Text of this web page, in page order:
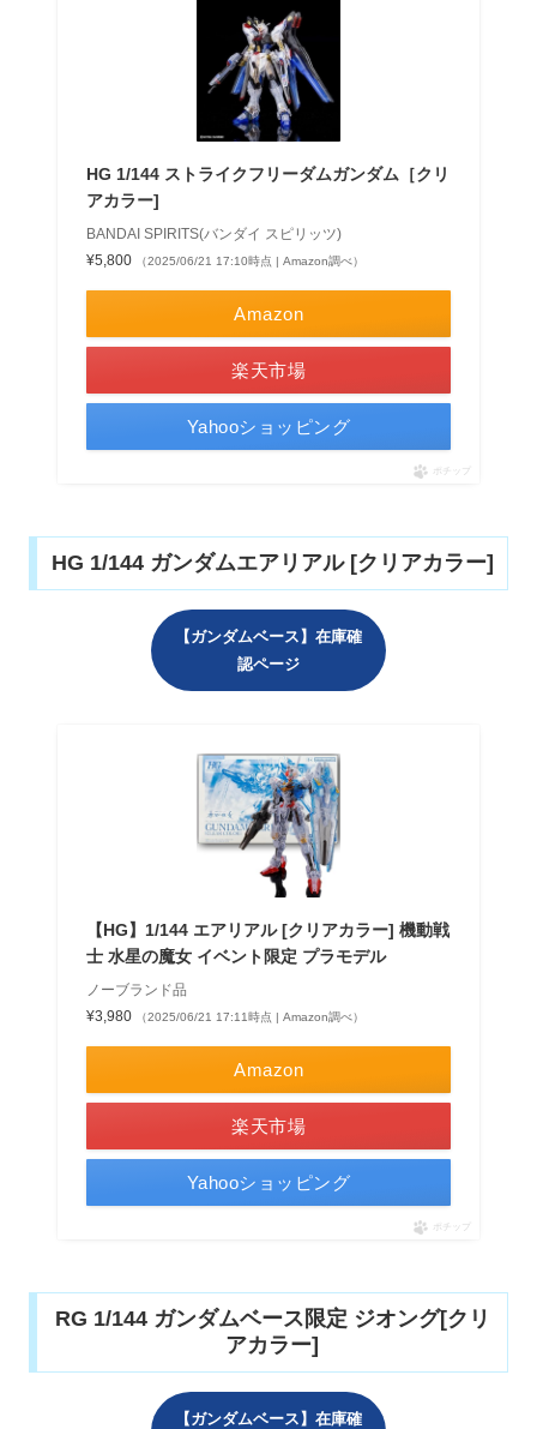
HG 1/144 ストライクフリーダムガンダム［クリ
アカラー]
BANDAI SPIRITS(バンダイ スピリッツ)
¥5,800
（2025/06/21 17:10時点 | Amazon調べ）
Amazon
楽天市場
Yahooショッピング
ポチップ
HG 1/144 ガンダムエアリアル [クリアカラー]
【ガンダムベース】在庫確
認ページ
【HG】1/144 エアリアル [クリアカラー] 機動戦
士 水星の魔女 イベント限定 プラモデル
ノーブランド品
¥3,980
（2025/06/21 17:11時点 | Amazon調べ）
Amazon
楽天市場
Yahooショッピング
ポチップ
RG 1/144 ガンダムベース限定 ジオング[クリ
アカラー]
【ガンダムベース】在庫確